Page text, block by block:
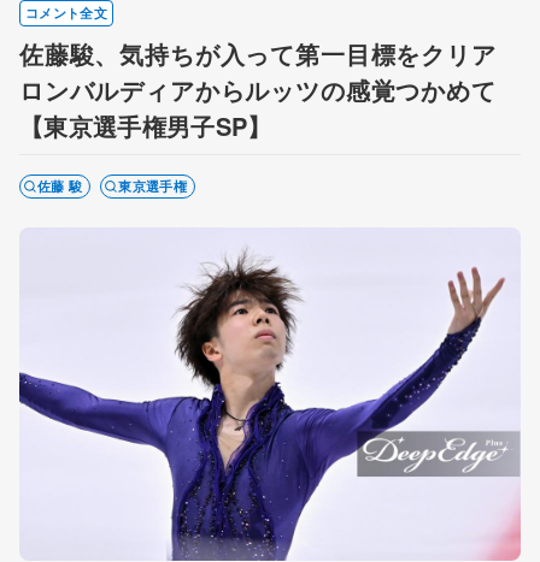
コメント全文
佐藤駿、気持ちが入って第一目標をクリア
ロンバルディアからルッツの感覚つかめて
【東京選手権男子SP】
佐藤 駿 東京選手権